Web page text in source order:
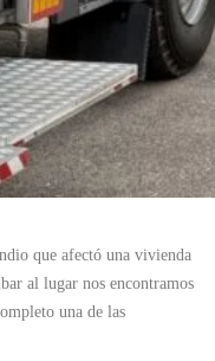
que afectó una vivienda
al lugar nos encontramos
una de las